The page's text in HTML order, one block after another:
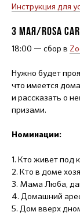
Инструкция для
3 МАЯ/ROSA
18:00 — сбор в
Нужно будет
что имеется
и рассказать о
призами.
Номинации:
1. Кто живет под
2. Кто в доме
3. Мама Люба,
4. Домашний
5. Дом вверх